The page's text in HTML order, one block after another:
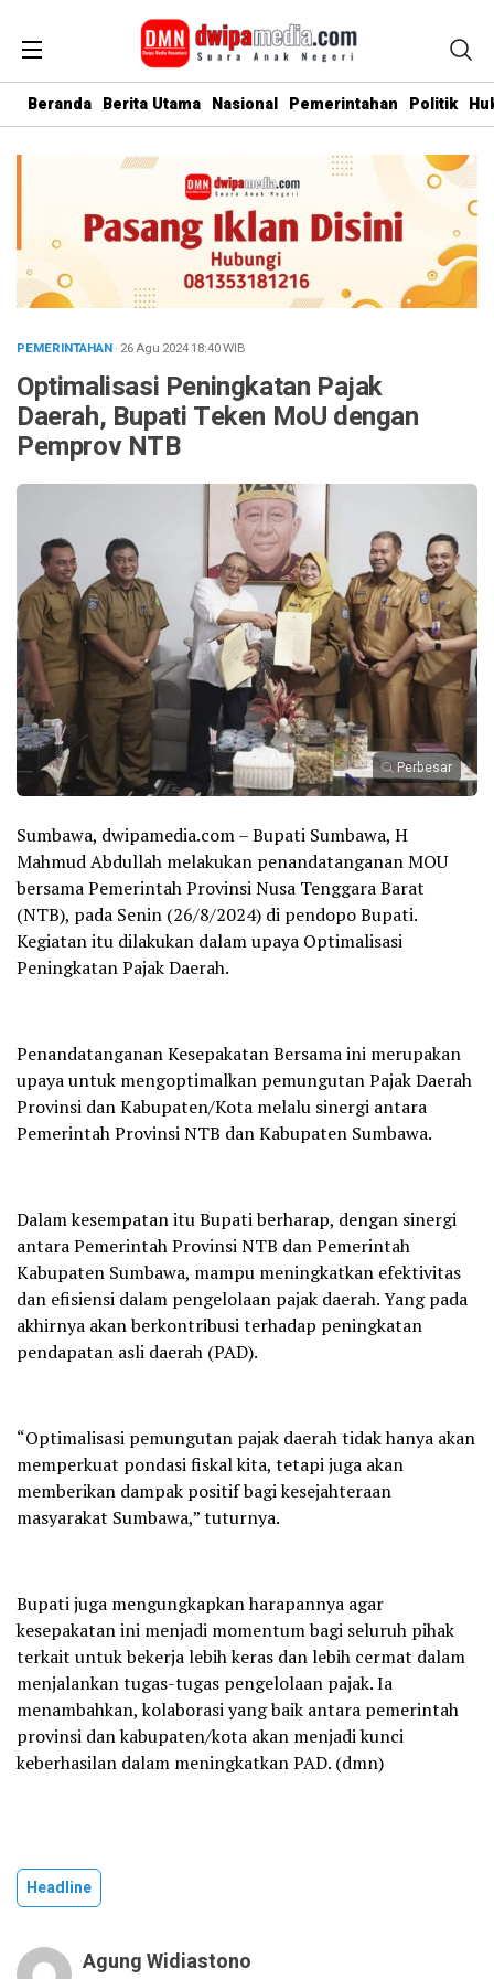
Beranda Berita Utama Nasional Pemerintahan Politik
PEMERINTAHAN· 26 Agu 202418:40WIB
Optimalisasi Peningkatan Pajak
Daerah, Bupati Teken MoU dengan
Pemprov NTB
Perbesar
Sumbawa, dwipamedia.com – Bupati Sumbawa, H
Mahmud Abdullah melakukan penandatanganan MOU
bersama Pemerintah Provinsi Nusa Tenggara Barat
(NTB), pada Senin (26/8/2024) di pendopo Bupati.
Kegiatan itu dilakukan dalam upaya Optimalisasi
Peningkatan Pajak Daerah.
Penandatanganan Kesepakatan Bersama ini merupakan
upaya untuk mengoptimalkan pemungutan Pajak Daerah
Provinsi dan Kabupaten/Kota melalu sinergi antara
Pemerintah Provinsi NTB dan Kabupaten Sumbawa.
Dalam kesempatan itu Bupati berharap, dengan sinergi
antara Pemerintah Provinsi NTB dan Pemerintah
Kabupaten Sumbawa, mampu meningkatkan efektivitas
dan efisiensi dalam pengelolaan pajak daerah. Yang pada
akhirnya akan berkontribusi terhadap peningkatan
pendapatan asli daerah (PAD).
“Optimalisasi pemungutan pajak daerah tidak hanya akan
memperkuat pondasi fiskal kita, tetapi juga akan
memberikan dampak positif bagi kesejahteraan
masyarakat Sumbawa,” tuturnya.
Bupati juga mengungkapkan harapannya agar
kesepakatan ini menjadi momentum bagi seluruh pihak
terkait untuk bekerja lebih keras dan lebih cermat dalam
menjalankan tugas-tugas pengelolaan pajak. Ia
menambahkan, kolaborasi yang baik antara pemerintah
provinsi dan kabupaten/kota akan menjadi kunci
keberhasilan dalam meningkatkan PAD. (dmn)
Headline
Agung Widiastono